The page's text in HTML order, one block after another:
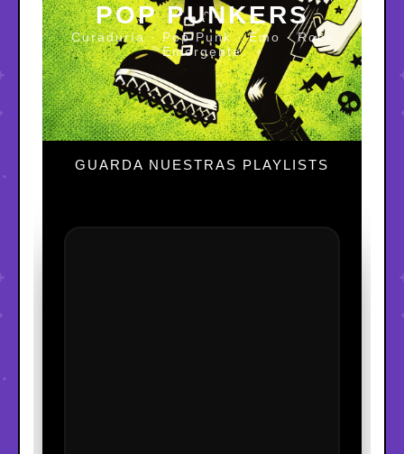
POP PUNKERS
Curaduría · Pop Punk · Emo · Rock
Emergente
GUARDA NUESTRAS PLAYLISTS